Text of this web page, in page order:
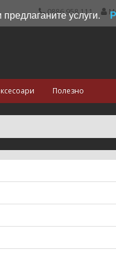
0886 958 111
Полезно
услуги.